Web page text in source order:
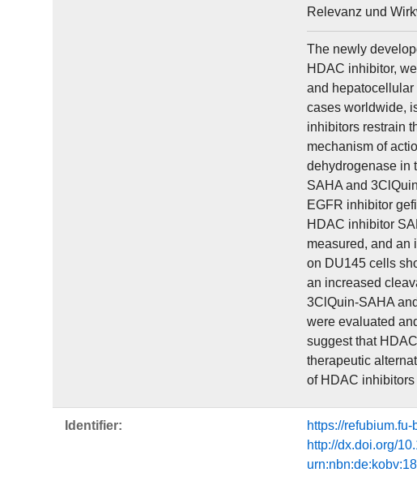
Relevanz und
The newly
HDAC inhibitor,
and hepatocellular
cases worldwide,
inhibitors restrain
mechanism of
dehydrogenase in
SAHA and
EGFR inhibitor
HDAC inhibitor
measured, and an
on DU145 cells
an increased
3ClQuin-SAHA
were evaluated
suggest that
therapeutic
of HDAC
Identifier:
https://
http://dx.doi.org/